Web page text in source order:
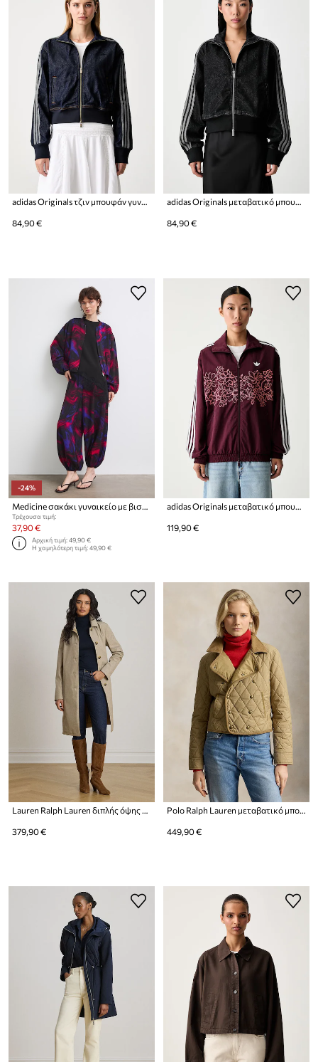
adidas Originals τζιν μπουφάν γυναικείο ντένιμ Firebird
84,90 €
adidas Originals μεταβατικό μπουφάν γυναικείο ντένιμ Firebird
84,90 €
-24%
Τρέχουσα τιμή:
37,90 €
Αρχική τιμή:49,90 €
Η χαμηλότερη τιμή:49,90 €
119,90 €
Lauren Ralph Lauren διπλής όψης μπουφάν γυναικείο
379,90 €
Polo Ralph Lauren μεταβατικό μπουφάν γυναικείο
449,90 €